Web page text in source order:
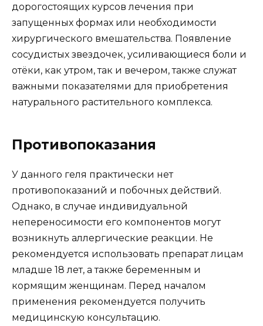
дорогостоящих курсов лечения при
запущенных формах или необходимости
хирургического вмешательства. Появление
сосудистых звездочек, усиливающиеся боли и
отёки, как утром, так и вечером, также служат
важными показателями для приобретения
натурального растительного комплекса.
Противопоказания
У данного геля практически нет
противопоказаний и побочных действий.
Однако, в случае индивидуальной
непереносимости его компонентов могут
возникнуть аллергические реакции. Не
рекомендуется использовать препарат лицам
младше 18 лет, а также беременным и
кормящим женщинам. Перед началом
применения рекомендуется получить
медицинскую консультацию.